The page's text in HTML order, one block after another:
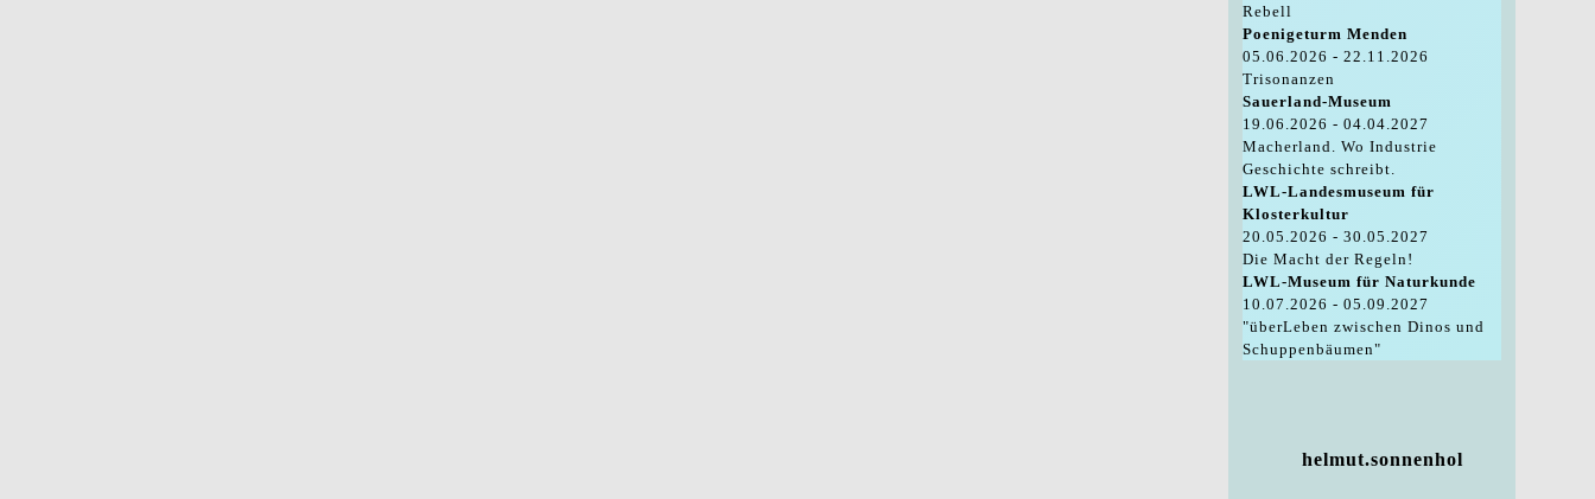
Rebell
Poenigeturm Menden
05.06.2026 - 22.11.2026
Trisonanzen
Sauerland-Museum
19.06.2026 - 04.04.2027
Macherland. Wo Industrie
Geschichte schreibt.
LWL-Landesmuseum für
Klosterkultur
20.05.2026 - 30.05.2027
Die Macht der Regeln!
LWL-Museum für Naturkunde
10.07.2026 - 05.09.2027
"überLeben zwischen Dinos und
Schuppenbäumen"
helmut.sonnenhol